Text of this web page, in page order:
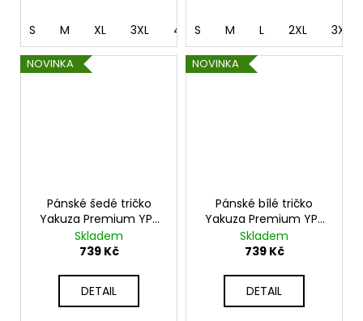
S M XL 3XL 4XL S M L 2XL 3XL
NOVINKA
Pánské šedé tričko
Yakuza Premium YPS
4013 – Born to Fly
Skladem
739 Kč
DETAIL
NOVINKA
Pánské bílé tričko
Yakuza Premium YPS
4012 – Cut the Roots
Skladem
739 Kč
DETAIL